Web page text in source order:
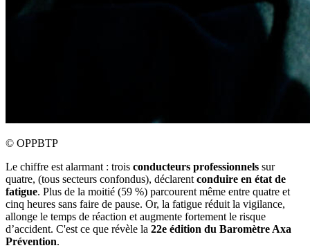
© OPPBTP
Le chiffre est alarmant : trois conducteurs professionnels sur
quatre, (tous secteurs confondus), déclarent conduire en état de
fatigue. Plus de la moitié (59 %) parcourent même entre quatre et
cinq heures sans faire de pause. Or, la fatigue réduit la vigilance,
allonge le temps de réaction et augmente fortement le risque
d’accident. C'est ce que révèle la 22e édition du Baromètre Axa
Prévention.